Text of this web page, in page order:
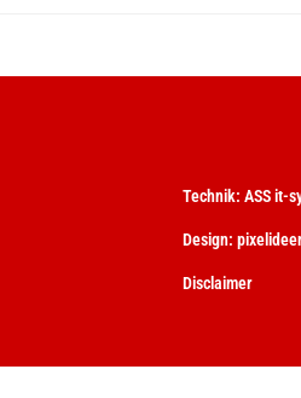
Technik: ASS it-
Design:
Disclaimer